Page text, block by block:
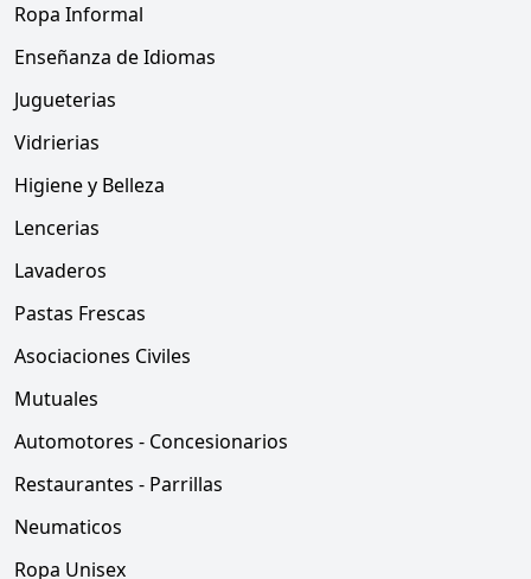
Ropa Informal
Enseñanza de Idiomas
Jugueterias
Vidrierias
Higiene y Belleza
Lencerias
Lavaderos
Pastas Frescas
Asociaciones Civiles
Mutuales
Automotores - Concesionarios
Restaurantes - Parrillas
Neumaticos
Ropa Unisex